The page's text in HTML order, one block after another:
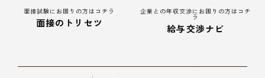
面接試験にお困りの方はコチラ
面接のトリセツ
企業との年収交渉にお困りの方はコチ
ラ
給与交渉ナビ